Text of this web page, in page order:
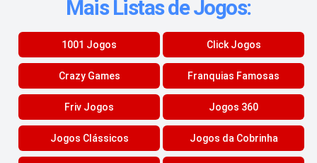
Mais Listas de Jogos:
1001 Jogos Click Jogos
Crazy Games Franquias Famosas
Friv Jogos Jogos 360
Jogos Clássicos Jogos da Cobrinha